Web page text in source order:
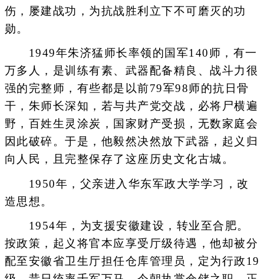
伤，屡建战功，为抗战胜利立下不可磨灭的功
勋。
1949年朱济猛师长率领的国军140师，有一
万多人，是训练有素、武器配备精良、战斗力很
强的完整师，有些都是以前79军98师的抗日骨
干，朱师长深知，若与共产党交战，必将尸横遍
野，百姓生灵涂炭，国家财产受损，无数家庭会
因此破碎。于是，他毅然决然放下武器，起义归
向人民，且完整保存了这座历史文化古城。
1950年，父亲进入华东军政大学学习，改
造思想。
1954年，为支援安徽建设，转业至合肥。
按政策，起义将官本应享受厅级待遇，他却被分
配至安徽省卫生厅担任仓库管理员，定为行政19